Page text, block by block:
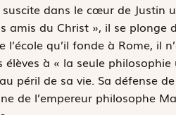
dans le cœur de Justin
amis du Christ », il se plonge
qu’il fonde à Rome, il
à « la seule philosophie
péril de sa vie. Sa défense
de l’empereur philosophe